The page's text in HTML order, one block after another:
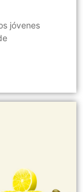
jóvenes